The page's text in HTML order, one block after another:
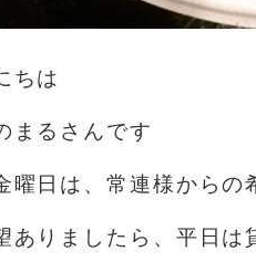
ちは️
まるさんです
曜日は、常連様からの
ありましたら、平日は